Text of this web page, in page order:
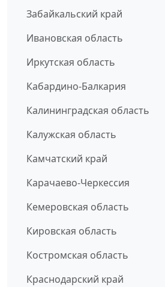
Забайкальский край
Ивановская область
Иркутская область
Кабардино-Балкария
Калининградская область
Калужская область
Камчатский край
Карачаево-Черкессия
Кемеровская область
Кировская область
Костромская область
Краснодарский край